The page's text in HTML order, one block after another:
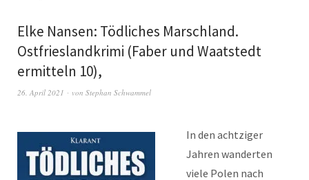
Elke Nansen: Tödliches Marschland.
Ostfrieslandkrimi (Faber und Waatstedt
ermitteln 10),
26. April 2021 von Stephan Schwammel
In den achtziger
Jahren wanderten
viele Polen nach